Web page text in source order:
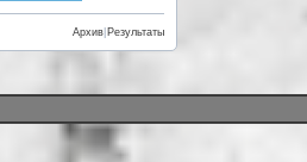
Результаты
Архив